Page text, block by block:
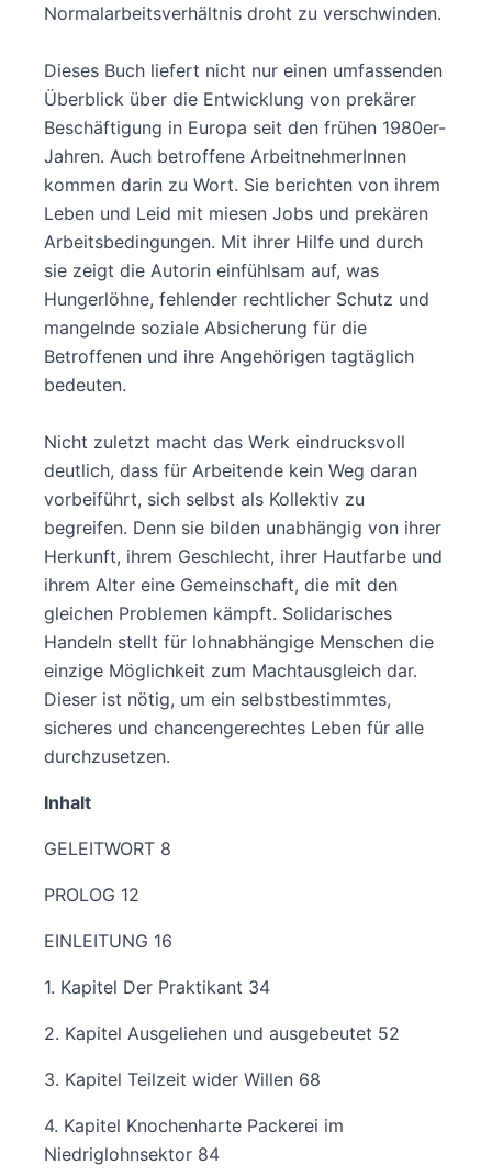
Normalarbeitsverhältnis droht zu verschwinden.
Dieses Buch liefert nicht nur einen umfassenden
Überblick über die Entwicklung von prekärer
Beschäftigung in Europa seit den frühen 1980er-
Jahren. Auch betroffene ArbeitnehmerInnen
kommen darin zu Wort. Sie berichten von ihrem
Leben und Leid mit miesen Jobs und prekären
Arbeitsbedingungen. Mit ihrer Hilfe und durch
sie zeigt die Autorin einfühlsam auf, was
Hungerlöhne, fehlender rechtlicher Schutz und
mangelnde soziale Absicherung für die
Betroffenen und ihre Angehörigen tagtäglich
bedeuten.
Nicht zuletzt macht das Werk eindrucksvoll
deutlich, dass für Arbeitende kein Weg daran
vorbeiführt, sich selbst als Kollektiv zu
begreifen. Denn sie bilden unabhängig von ihrer
Herkunft, ihrem Geschlecht, ihrer Hautfarbe und
ihrem Alter eine Gemeinschaft, die mit den
gleichen Problemen kämpft. Solidarisches
Handeln stellt für lohnabhängige Menschen die
einzige Möglichkeit zum Machtausgleich dar.
Dieser ist nötig, um ein selbstbestimmtes,
sicheres und chancengerechtes Leben für alle
durchzusetzen.
Inhalt
GELEITWORT 8
PROLOG 12
EINLEITUNG 16
1. Kapitel Der Praktikant 34
2. Kapitel Ausgeliehen und ausgebeutet 52
3. Kapitel Teilzeit wider Willen 68
4. Kapitel Knochenharte Packerei im
Niedriglohnsektor 84